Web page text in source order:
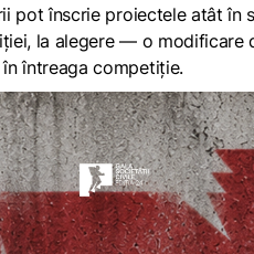
pot înscrie proiectele atât în
la alegere — o
întreaga competiție.